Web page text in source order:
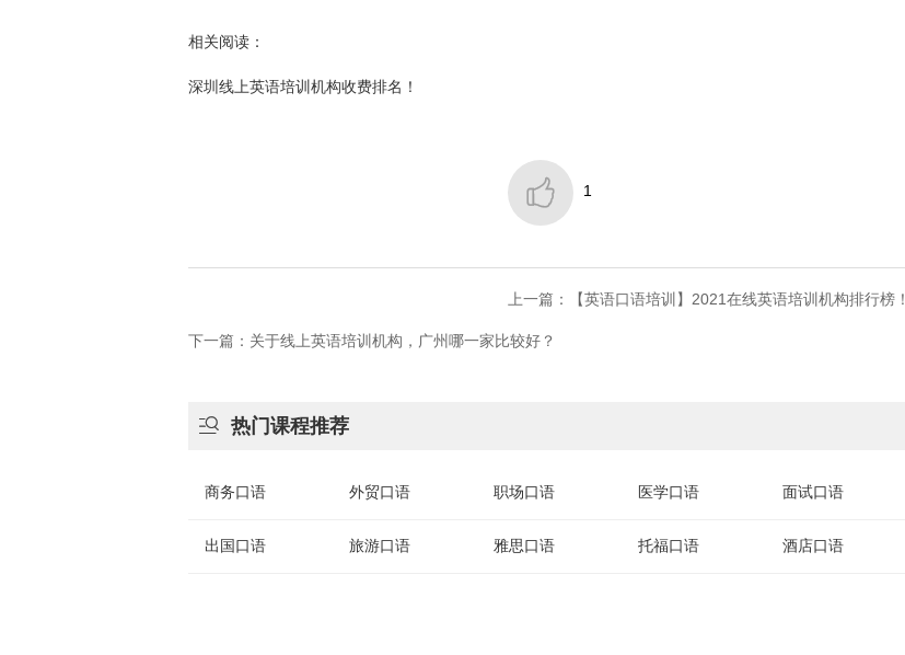
相关阅读：
深圳线上英语培训机构收费排名！
 1
上一篇：【英语口语培训】2021在线英语培训机构排行榜！
下一篇：关于线上英语培训机构，广州哪一家比较好？
 热门课程推荐
商务口语 外贸口语 职场口语 医学口语 面试口语
出国口语 旅游口语 雅思口语 托福口语 酒店口语